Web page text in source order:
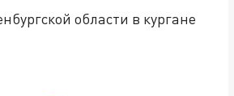
области в кургане